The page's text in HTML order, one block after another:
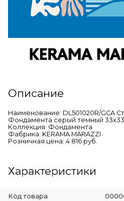
Описание
Наименование: DL501020R/GCA
Фондамента серый темный
Коллекция: Фондамента
Фабрика: KERAMA MARAZZI
Розничная цена: 4 816 руб.
Характеристики
Код товара